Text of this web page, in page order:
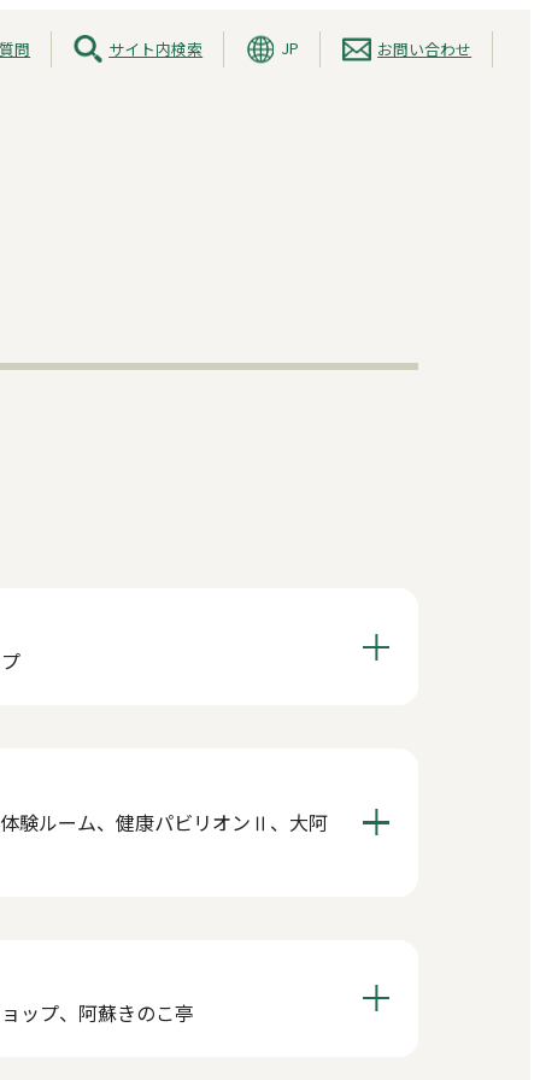
問 サイト内検索 JP お問い合わせ
験ルーム、健康パビリオンⅡ、大阿
ップ、阿蘇きのこ亭